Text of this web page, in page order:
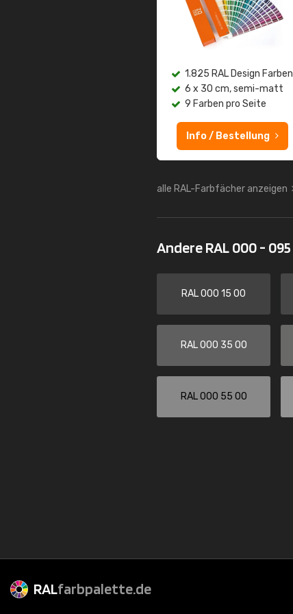
1.825 RAL Design Farben
6 x 30 cm, semi-matt
9 Farben pro Seite
Info / Bestellung
alle RAL-Farbfächer anzeigen
Andere RAL 000 - 095
RAL 000 15 00
RAL 000 35 00
RAL 000 55 00
RALfarbpalette.de